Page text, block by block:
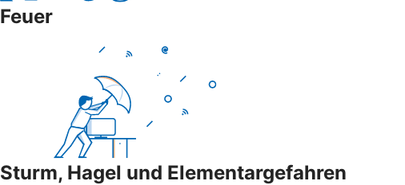
Feuer
Sturm, Hagel und Elementargefahren